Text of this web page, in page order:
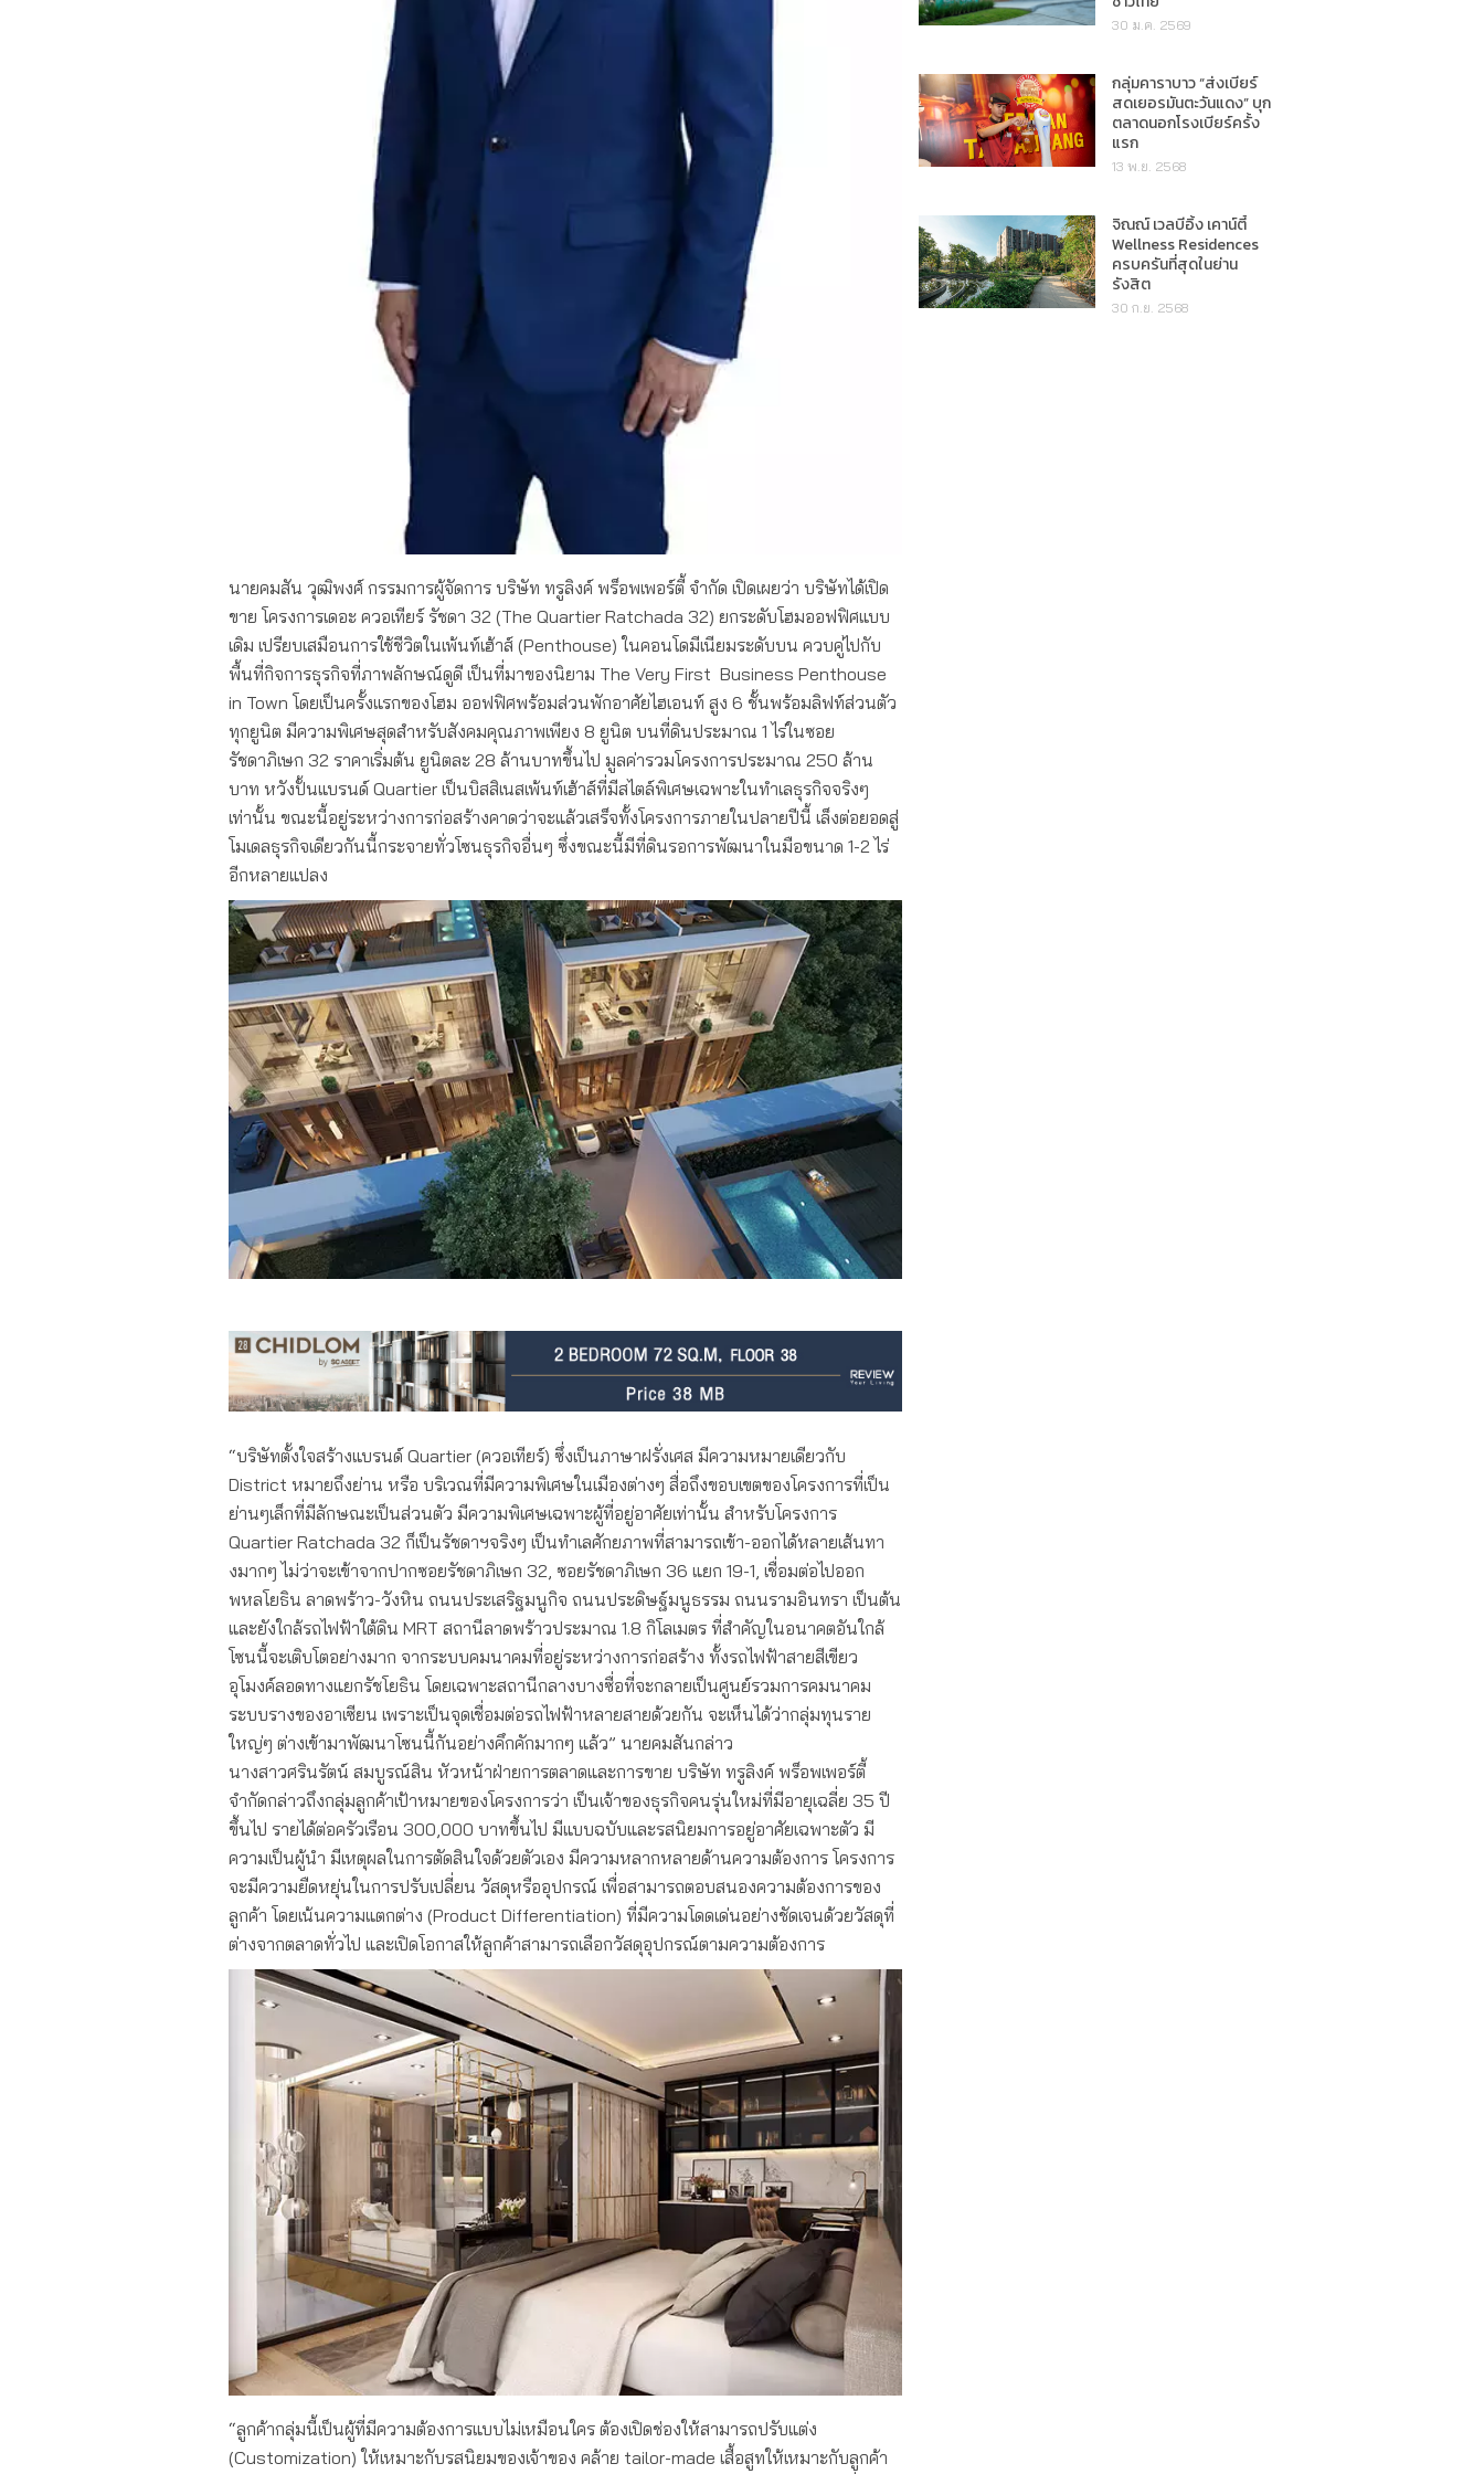
นายคมสัน วุฒิพงศ์ กรรมการผู้จัดการ บริษัท ทรูลิงค์ พร็อพเพอร์ตี้ จำกัด เปิดเผยว่า บริษัทได้เปิด
ขาย โครงการเดอะ ควอเทียร์ รัชดา 32 (The Quartier Ratchada 32) ยกระดับโฮมออฟฟิศแบบ
เดิม เปรียบเสมือนการใช้ชีวิตในเพ้นท์เฮ้าส์ (Penthouse) ในคอนโดมีเนียมระดับบน ควบคู่ไปกับ
พื้นที่กิจการธุรกิจที่ภาพลักษณ์ดูดี เป็นที่มาของนิยาม The Very First Business Penthouse
in Town โดยเป็นครั้งแรกของโฮม ออฟฟิศพร้อมส่วนพักอาศัยไฮเอนท์ สูง 6 ชั้นพร้อมลิฟท์ส่วนตัว
ทุกยูนิต มีความพิเศษสุดสำหรับสังคมคุณภาพเพียง 8 ยูนิต บนที่ดินประมาณ 1 ไร่ในซอย
รัชดาภิเษก 32 ราคาเริ่มต้น ยูนิตละ 28 ล้านบาทขึ้นไป มูลค่ารวมโครงการประมาณ 250 ล้าน
บาท หวังปั้นแบรนด์ Quartier เป็นบิสสิเนสเพ้นท์เฮ้าส์ที่มีสไตล์พิเศษเฉพาะในทำเลธุรกิจจริงๆ
เท่านั้น ขณะนี้อยู่ระหว่างการก่อสร้างคาดว่าจะแล้วเสร็จทั้งโครงการภายในปลายปีนี้ เล็งต่อยอดสู่
โมเดลธุรกิจเดียวกันนี้กระจายทั่วโซนธุรกิจอื่นๆ ซึ่งขณะนี้มีที่ดินรอการพัฒนาในมือขนาด 1-2 ไร่
อีกหลายแปลง
“บริษัทตั้งใจสร้างแบรนด์ Quartier (ควอเทียร์) ซึ่งเป็นภาษาฝรั่งเศส มีความหมายเดียวกับ
District หมายถึงย่าน หรือ บริเวณที่มีความพิเศษในเมืองต่างๆ สื่อถึงขอบเขตของโครงการที่เป็น
ย่านๆเล็กที่มีลักษณะเป็นส่วนตัว มีความพิเศษเฉพาะผู้ที่อยู่อาศัยเท่านั้น สำหรับโครงการ
Quartier Ratchada 32 ก็เป็นรัชดาฯจริงๆ เป็นทำเลศักยภาพที่สามารถเข้า-ออกได้หลายเส้นทา
งมากๆ ไม่ว่าจะเข้าจากปากซอยรัชดาภิเษก 32, ซอยรัชดาภิเษก 36 แยก 19-1, เชื่อมต่อไปออก
พหลโยธิน ลาดพร้าว-วังหิน ถนนประเสริฐมนูกิจ ถนนประดิษฐ์มนูธรรม ถนนรามอินทรา เป็นต้น
และยังใกล้รถไฟฟ้าใต้ดิน MRT สถานีลาดพร้าวประมาณ 1.8 กิโลเมตร ที่สำคัญในอนาคตอันใกล้
โซนนี้จะเติบโตอย่างมาก จากระบบคมนาคมที่อยู่ระหว่างการก่อสร้าง ทั้งรถไฟฟ้าสายสีเขียว
อุโมงค์ลอดทางแยกรัชโยธิน โดยเฉพาะสถานีกลางบางซื่อที่จะกลายเป็นศูนย์รวมการคมนาคม
ระบบรางของอาเซียน เพราะเป็นจุดเชื่อมต่อรถไฟฟ้าหลายสายด้วยกัน จะเห็นได้ว่ากลุ่มทุนราย
ใหญ่ๆ ต่างเข้ามาพัฒนาโซนนี้กันอย่างคึกคักมากๆ แล้ว” นายคมสันกล่าว
นางสาวศรินรัตน์ สมบูรณ์สิน หัวหน้าฝ่ายการตลาดและการขาย บริษัท ทรูลิงค์ พร็อพเพอร์ตี้
จำกัดกล่าวถึงกลุ่มลูกค้าเป้าหมายของโครงการว่า เป็นเจ้าของธุรกิจคนรุ่นใหม่ที่มีอายุเฉลี่ย 35 ปี
ขึ้นไป รายได้ต่อครัวเรือน 300,000 บาทขึ้นไป มีแบบฉบับและรสนิยมการอยู่อาศัยเฉพาะตัว มี
ความเป็นผู้นำ มีเหตุผลในการตัดสินใจด้วยตัวเอง มีความหลากหลายด้านความต้องการ โครงการ
จะมีความยืดหยุ่นในการปรับเปลี่ยน วัสดุหรืออุปกรณ์ เพื่อสามารถตอบสนองความต้องการของ
ลูกค้า โดยเน้นความแตกต่าง (Product Differentiation) ที่มีความโดดเด่นอย่างชัดเจนด้วยวัสดุที่
ต่างจากตลาดทั่วไป และเปิดโอกาสให้ลูกค้าสามารถเลือกวัสดุอุปกรณ์ตามความต้องการ
“ลูกค้ากลุ่มนี้เป็นผู้ที่มีความต้องการแบบไม่เหมือนใคร ต้องเปิดช่องให้สามารถปรับแต่ง
(Customization) ให้เหมาะกับรสนิยมของเจ้าของ คล้าย tailor-made เสื้อสูทให้เหมาะกับลูกค้า
30 ม.ค. 2569
กลุ่มคาราบาว “ส่งเบียร์
สดเยอรมันตะวันแดง” บุก
ตลาดนอกโรงเบียร์ครั้ง
แรก
13 พ.ย. 2568
จิณณ์ เวลบีอิ้ง เคาน์ตี้
Wellness Residences
ครบครันที่สุดในย่าน
รังสิต
30 ก.ย. 2568